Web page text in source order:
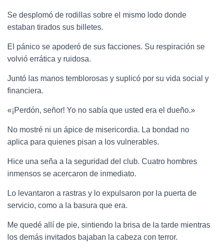
Se desplomó de rodillas sobre el mismo lodo donde
estaban tirados sus billetes.
El pánico se apoderó de sus facciones. Su respiración se
volvió errática y ruidosa.
Juntó las manos temblorosas y suplicó por su vida social y
financiera.
«¡Perdón, señor! Yo no sabía que usted era el dueño.»
No mostré ni un ápice de misericordia. La bondad no
aplica para quienes pisan a los vulnerables.
Hice una seña a la seguridad del club. Cuatro hombres
inmensos se acercaron de inmediato.
Lo levantaron a rastras y lo expulsaron por la puerta de
servicio, como a la basura que era.
Me quedé allí de pie, sintiendo la brisa de la tarde mientras
los demás invitados bajaban la cabeza con terror.